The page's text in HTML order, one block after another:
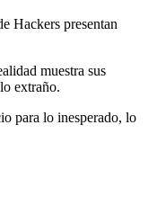
Hackers presentan
muestra sus
extraño.
para lo inesperado, lo